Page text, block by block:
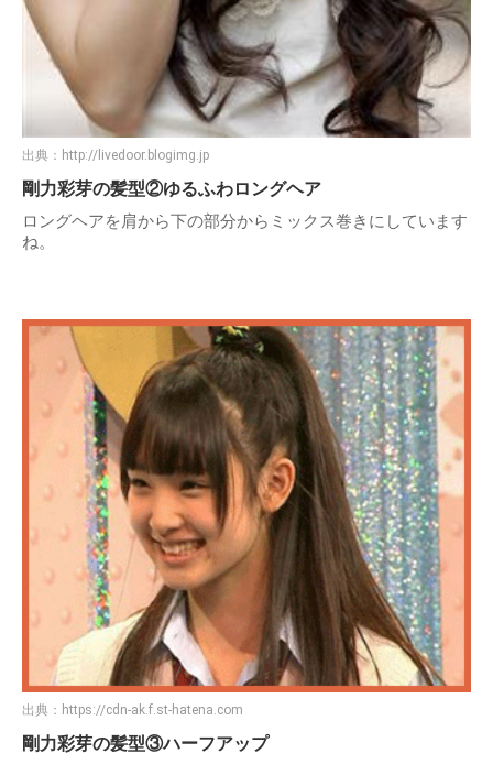
出典： http://livedoor.blogimg.jp
剛力彩芽の髪型②ゆるふわロングヘア
ロングヘアを肩から下の部分からミックス巻きにしています
ね。
出典： https://cdn-ak.f.st-hatena.com
剛力彩芽の髪型③ハーフアップ